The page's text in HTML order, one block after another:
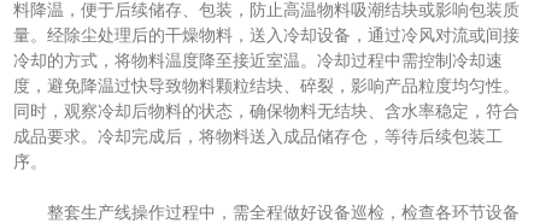
料降温，便于后续储存、包装，防止高温物料吸潮结块或影响包装质
量。经除尘处理后的干燥物料，送入冷却设备，通过冷风对流或间接
冷却的方式，将物料温度降至接近室温。冷却过程中需控制冷却速
度，避免降温过快导致物料颗粒结块、碎裂，影响产品粒度均匀性。
同时，观察冷却后物料的状态，确保物料无结块、含水率稳定，符合
成品要求。冷却完成后，将物料送入成品储存仓，等待后续包装工
序。
整套生产线操作过程中，需全程做好设备巡检，检查各环节设备